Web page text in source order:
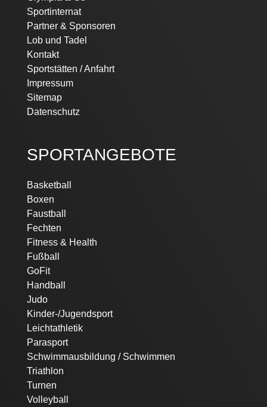
Sportinternat
Partner & Sponsoren
Lob und Tadel
Kontakt
Sportstätten / Anfahrt
Impressum
Sitemap
Datenschutz
SPORTANGEBOTE
Navigation
überspringen
Basketball
Boxen
Faustball
Fechten
Fitness & Health
Fußball
GoFit
Handball
Judo
Kinder-/Jugendsport
Leichtathletik
Parasport
Schwimmausbildung / Schwimmen
Triathlon
Turnen
Volleyball